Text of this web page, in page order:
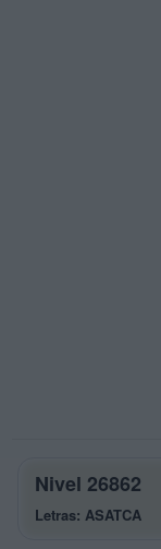
Nivel 26862
Letras: ASATCA